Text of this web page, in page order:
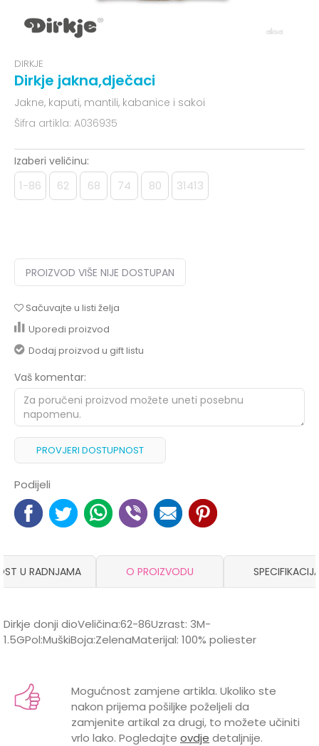
DIRKJE
Dirkje jakna,dječaci
Jakne, kaputi, mantili, kabanice i sakoi
Šifra artikla: A036935
Izaberi veličinu:
1-86 62 68 74 80 31413
PROIZVOD VIŠE NIJE DOSTUPAN
Sačuvajte u listi želja
Uporedi proizvod
Dodaj proizvod u gift listu
Vaš komentar:
PROVJERI DOSTUPNOST
Podijeli
U RADNJAMA O PROIZVODU
Dirkje donji dioVeličina:62-86Uzrast: 3M-
1.5GPol:MuškiBoja:ZelenaMaterijal: 100% poliester
Kategorija
Jakne, kaputi, mantili, kabanice i
sakoi
ZELENA
Email
Mogućnost zamjene artikla. Ukoliko ste
nakon prijema pošiljke poželjeli da
zamjenite artikal za drugi, to možete učiniti
vrlo lako. Pogledajte ovdje detaljnije.